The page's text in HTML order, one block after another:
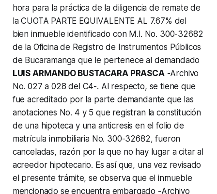
hora para la práctica de la diligencia de remate de
la CUOTA PARTE EQUIVALENTE AL 7.67% del
bien inmueble identificado con M.l. No. 300-32682
de la Oficina de Registro de Instrumentos Públicos
de Bucaramanga que le pertenece al demandado
LUIS ARMANDO BUSTACARA PRASCA-Archivo
No. 027 a 028 del C4-. Al respecto, se tiene que
fue acreditado por la parte demandante que las
anotaciones No. 4 y 5 que registran la constitución
de una hipoteca y una anticresis en el folio de
matrícula inmobiliaria No. 300-32682, fueron
canceladas, razón por la que no hay lugar a citar al
acreedor hipotecario. Es así que, una vez revisado
el presente trámite, se observa que el inmueble
mencionado se encuentra embargado -Archivo